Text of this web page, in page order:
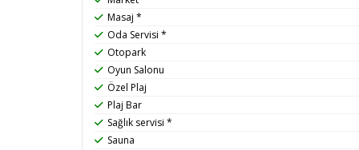
Masaj *
Oda Servisi *
Otopark
Oyun Salonu
Özel Plaj
Plaj Bar
Sağlık servisi *
Sauna